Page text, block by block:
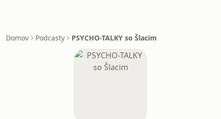
Domov Podcasty PSYCHO-TALKY so Šlacim